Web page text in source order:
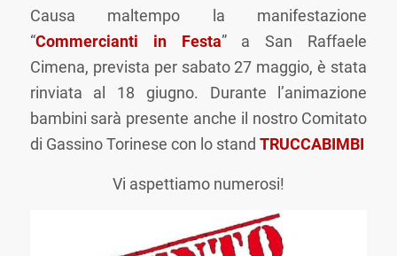
Causa maltempo la manifestazione
“Commercianti in Festa” a San Raffaele
Cimena, prevista per sabato 27 maggio, è stata
rinviata al 18 giugno. Durante l’animazione
bambini sarà presente anche il nostro Comitato
di Gassino Torinese con lo stand TRUCCABIMBI
Vi aspettiamo numerosi!